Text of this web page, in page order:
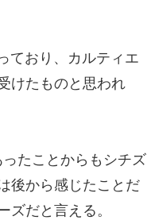
ており、カルティエ
けたものと思われ
たことからもシチズ
後から感じたことだ
だと言える。